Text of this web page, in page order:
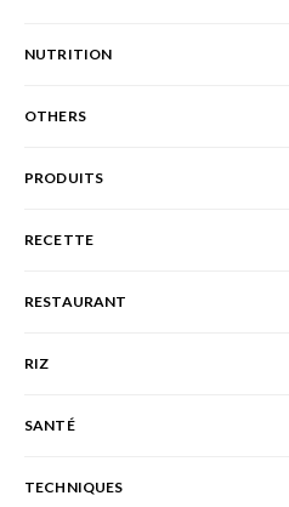
NUTRITION
OTHERS
PRODUITS
RECETTE
RESTAURANT
RIZ
SANTÉ
TECHNIQUES